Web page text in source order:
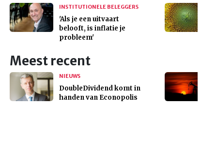
INSTITUTIONELE BELEGGERS
'Als je een uitvaart
belooft, is inflatie je
probleem'
Meest recent
NIEUWS
DoubleDividend komt in
handen van Econopolis